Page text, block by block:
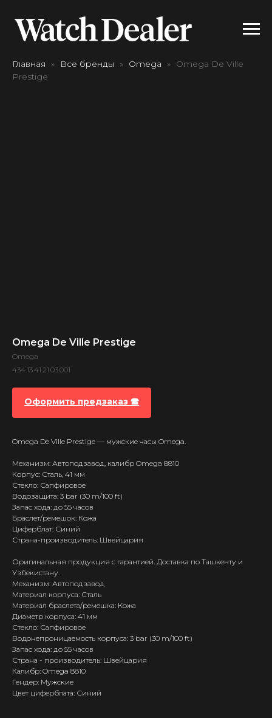
Главная Все бренды Omega
Omega De Ville
Prestige
Omega De Ville Prestige
Omega
434.13.41.21.03.001
Оформить предзаказ 🕿
Omega De Ville Prestige — мужские часы Omega.
Механизм: Автоподзавод, калибр Omega 8810
Корпус: Сталь, 41 мм
Стекло: Сапфировое
Водозащита: 3 bar (30 m/100 ft)
Запас хода: до 55 часов
Браслет/ремешок: Кожа
Циферблат: Синий
Страна-производитель: Швейцария
Оригинальная продукция с гарантией. Доставка по Ташкенту и
Узбекистану.
Механизм: Автоподзавод
Материал корпуса: Сталь
Материал браслета/ремешка: Кожа
Диаметр корпуса: 41 мм
Стекло: Сапфировое
Водонепроницаемость корпуса: 3 bar (30 m/100 ft)
Запас хода: до 55 часов
Страна - производитель: Швейцария
Калибр: Omega 8810
Гендер: Мужские
Цвет циферблата: Синий